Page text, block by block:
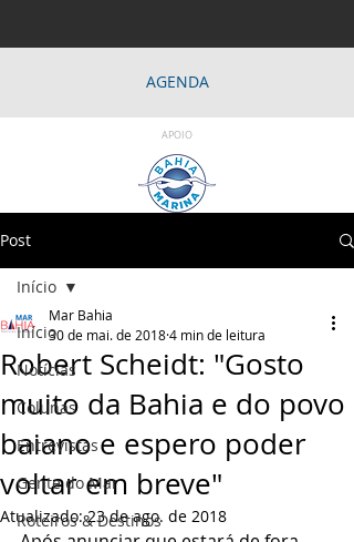
AGENDA
APOIO
Post
Início
Notícias
Colunas
Entrevistas
Gente do Mar
Roteiros & Destinos
Início
Robert Scheidt: "Gosto
muito da Bahia e do povo
baiano e espero poder
voltar em breve"
Mar Bahia
30 de mai. de 20184 min de leitura
Atualizado:23 de ago. de 2018